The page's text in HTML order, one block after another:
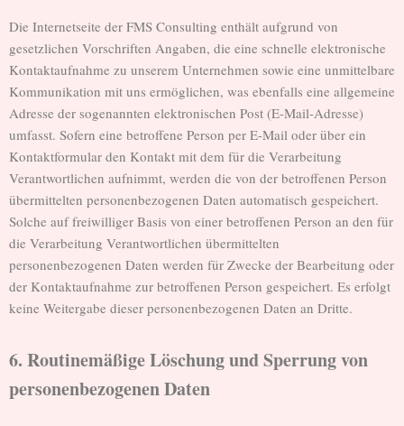
Die Internetseite der FMS Consulting enthält aufgrund von
gesetzlichen Vorschriften Angaben, die eine schnelle elektronische
Kontaktaufnahme zu unserem Unternehmen sowie eine unmittelbare
Kommunikation mit uns ermöglichen, was ebenfalls eine allgemeine
Adresse der sogenannten elektronischen Post (E-Mail-Adresse)
umfasst. Sofern eine betroffene Person per E-Mail oder über ein
Kontaktformular den Kontakt mit dem für die Verarbeitung
Verantwortlichen aufnimmt, werden die von der betroffenen Person
übermittelten personenbezogenen Daten automatisch gespeichert.
Solche auf freiwilliger Basis von einer betroffenen Person an den für
die Verarbeitung Verantwortlichen übermittelten
personenbezogenen Daten werden für Zwecke der Bearbeitung oder
der Kontaktaufnahme zur betroffenen Person gespeichert. Es erfolgt
keine Weitergabe dieser personenbezogenen Daten an Dritte.
6. Routinemäßige Löschung und Sperrung von
personenbezogenen Daten